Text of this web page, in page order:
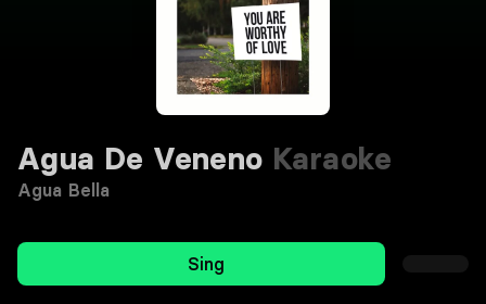
Agua De Veneno Karaoke
Agua Bella
Sing